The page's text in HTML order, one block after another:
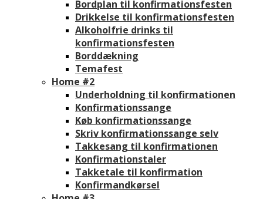
Bordplan til konfirmationsfesten
Drikkelse til konfirmationsfesten
Alkoholfrie drinks til
konfirmationsfesten
Borddækning
Temafest
Home #2
Underholdning til konfirmationen
Konfirmationssange
Køb konfirmationssange
Skriv konfirmationssange selv
Takkesang til konfirmationen
Konfirmationstaler
Takketale til konfirmation
Konfirmandkørsel